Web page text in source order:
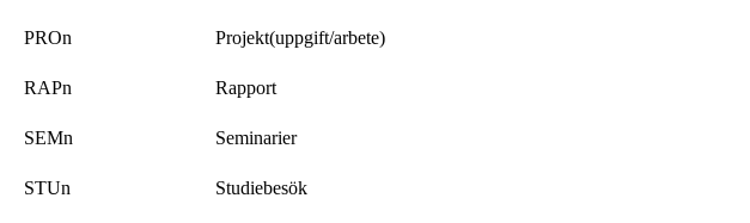
PROn Projekt(uppgift/arbete)
RAPn Rapport
SEMn Seminarier
STUn Studiebesök